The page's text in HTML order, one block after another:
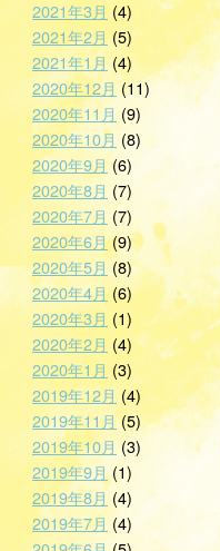
2021年3月 (4)
2021年2月(5)
2021年1月(4)
2020年12月 (11)
2020年11月(9)
2020年10月 (8)
2020年9月 (6)
2020年8月 (7)
2020年7月 (7)
2020年6月(9)
2020年5月(8)
2020年4月(6)
2020年3月 (1)
2020年2月 (4)
2020年1月 (3)
2019年12月 (4)
2019年11月(5)
2019年10月(3)
2019年9月(1)
2019年8月(4)
2019年7月 (4)